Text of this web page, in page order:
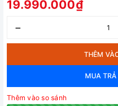
19.990.000₫
–
THÊM
MUA TRẢ
Thêm vào so sánh